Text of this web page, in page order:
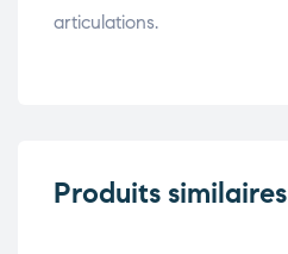
articulations.
Produits similaires